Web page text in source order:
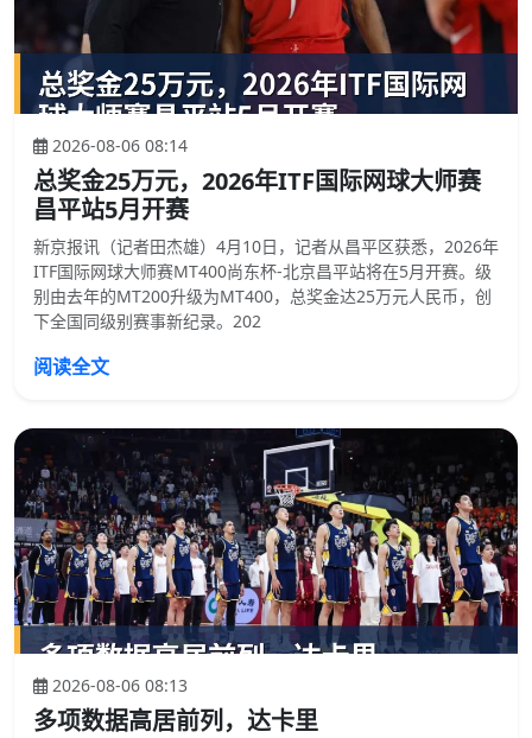
2026-08-06 08:14
总奖金25万元，2026年ITF国际网球大师赛
昌平站5月开赛
新京报讯（记者田杰雄）4月10日，记者从昌平区获悉，2026年
ITF国际网球大师赛MT400尚东杯-北京昌平站将在5月开赛。级
别由去年的MT200升级为MT400，总奖金达25万元人民币，创
下全国同级别赛事新纪录。202
阅读全文
2026-08-06 08:13
多项数据高居前列，达卡里